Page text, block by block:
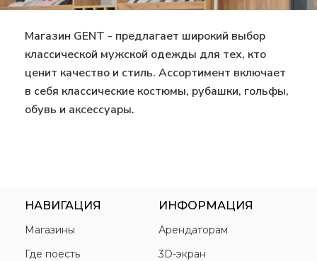
Магазин GENT - предлагает широкий выбор
классической мужской одежды для тех, кто
ценит качество и стиль. Ассортимент включает
в себя классические костюмы, рубашки, гольфы,
обувь и аксессуары.
НАВИГАЦИЯ
Магазины
Где поесть
ИНФОРМАЦИЯ
Арендаторам
3D-экран